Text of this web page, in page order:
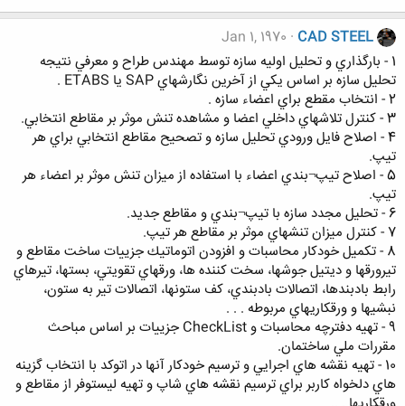
CAD STEEL
Jan 1, 1970
1 - بارگذاري و تحليل اوليه سازه توسط مهندس طراح و معرفي نتيجه
تحليل سازه بر اساس يكي از آخرين نگارشهاي SAP يا ETABS .
2 - انتخاب مقطع براي اعضاء سازه .
3 - كنترل تلاشهاي داخلي اعضا و مشاهده تنش موثر بر مقاطع انتخابي.
4 - اصلاح فايل ورودي تحليل سازه و تصحيح مقاطع انتخابي براي هر
تيپ.
5 - اصلاح تيپ¬بندي اعضاء با استفاده از ميزان تنش موثر بر اعضاء هر
تيپ.
6 - تحليل مجدد سازه با تيپ¬بندي و مقاطع جديد.
7 - كنترل ميزان تنشهاي موثر بر مقاطع هر تيپ.
8 - تكميل خودكار محاسبات و افزودن اتوماتيك جزييات ساخت مقاطع و
تيرورقها و ديتيل جوشها، سخت كننده ها، ورقهاي تقويتي، بستها، تيرهاي
رابط بادبندها، اتصالات بادبندي، كف ستونها، اتصالات تير به ستون،
نبشيها و ورقكاريهاي مربوطه . . .
9 - تهيه دفترچه محاسبات و CheckList جزييات بر اساس مباحث
مقررات ملي ساختمان.
10 - تهيه نقشه هاي اجرايي و ترسيم خودكار آنها در اتوكد با انتخاب گزينه
هاي دلخواه كاربر براي ترسيم نقشه هاي شاپ و تهيه ليستوفر از مقاطع و